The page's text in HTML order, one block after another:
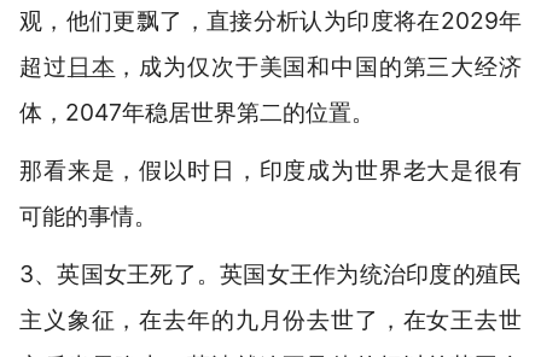
观，他们更飘了，直接分析认为印度将在2029年
超过 日本 ，成为仅次于美国和中国的第三大经济
体，2047年稳居世界第二的位置。
那看来是，假以时日，印度成为世界老大是很有
可能的事情。
3、英国女王死了。英国女王作为统治印度的殖民
主义象征，在去年的九月份去世了，在女王去世